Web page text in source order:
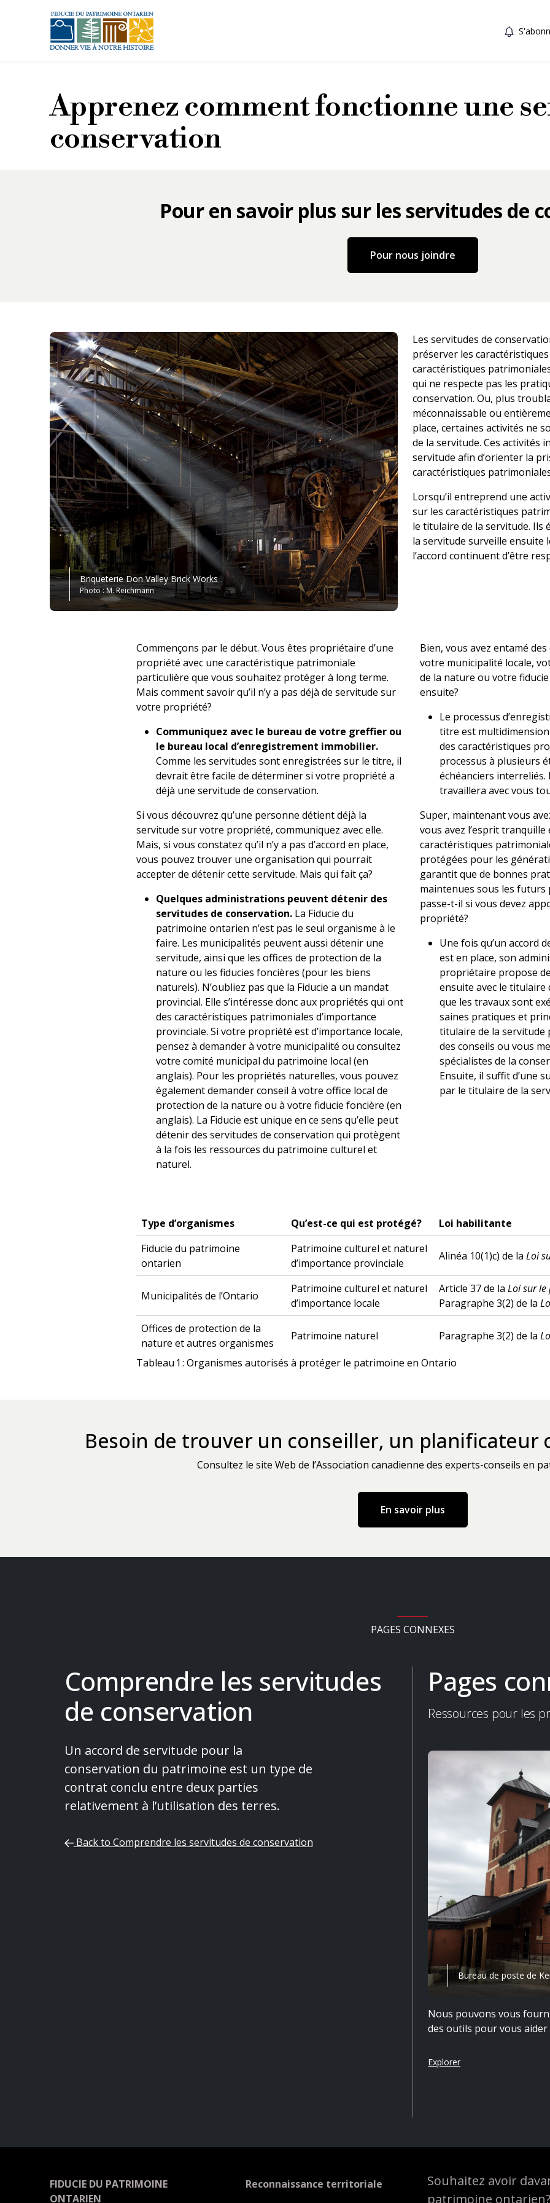
Apprenez comment fonctionne une
conservation
Pour en savoir plus sur les servitudes de
Pour en savoir
Pour nous joindre
Briqueterie Don Valley Brick Works
Photo : M. Reichmann
Les servitudes de
préserver les
caractéristiques
qui ne respecte pas les
conservation. Ou, plus
méconnaissable ou
place, certaines activités ne
de la servitude. Ces activités
servitude afin d’orienter la
caractéristiques
Lorsqu’il entreprend une
sur les caractéristiques
le titulaire de la servitude. Ils
la servitude surveille ensuite
l’accord continuent d’être
Commençons par le début. Vous êtes propriétaire d’une
propriété avec une caractéristique patrimoniale
particulière que vous souhaitez protéger à long terme.
Mais comment savoir qu’il n’y a pas déjà de servitude sur
votre propriété?
Communiquez avec le bureau de votre greffier ou
le bureau local d’enregistrement immobilier.
Comme les servitudes sont enregistrées sur le titre, il
devrait être facile de déterminer si votre propriété a
déjà une servitude de conservation.
Si vous découvrez qu’une personne détient déjà la
servitude sur votre propriété, communiquez avec elle.
Mais, si vous constatez qu’il n’y a pas d’accord en place,
vous pouvez trouver une organisation qui pourrait
accepter de détenir cette servitude. Mais qui fait ça?
Quelques administrations peuvent détenir des
servitudes de conservation. La Fiducie du
patrimoine ontarien n’est pas le seul organisme à le
faire. Les municipalités peuvent aussi détenir une
servitude, ainsi que les offices de protection de la
nature ou les fiducies foncières (pour les biens
naturels). N’oubliez pas que la Fiducie a un mandat
provincial. Elle s’intéresse donc aux propriétés qui ont
des caractéristiques patrimoniales d’importance
provinciale. Si votre propriété est d’importance locale,
pensez à demander à votre municipalité ou consultez
votre comité municipal du patrimoine local (en
anglais). Pour les propriétés naturelles, vous pouvez
également demander conseil à votre office local de
protection de la nature ou à votre fiducie foncière (en
anglais). La Fiducie est unique en ce sens qu’elle peut
détenir des servitudes de conservation qui protègent
à la fois les ressources du patrimoine culturel et
naturel.
Bien, vous avez entamé
votre municipalité locale,
de la nature ou votre
ensuite?
Le processus
titre est
des caractéristiques
processus à plusieurs
échéanciers
travaillera avec vous
Super, maintenant vous
vous avez l’esprit tranquille
caractéristiques
protégées pour les
garantit que de bonnes
maintenues sous les futurs
passe-t-il si vous devez
propriété?
Une fois qu’un accord
est en place, son
propriétaire propose
ensuite avec le titulaire
que les travaux sont
saines pratiques et
titulaire de la
des conseils ou vous
spécialistes de la
Ensuite, il suffit d’une
par le titulaire de la
Type d’organismes Qu’est-ce qui est protégé?
Loi habilitante
Fiducie du patrimoine
ontarien
Patrimoine culturel et naturel
d’importance provinciale
Alinéa 10(1)c) de la Loi
Municipalités de l’Ontario
Patrimoine culturel et naturel
d’importance locale
Article 37 de la Loi sur le
Paragraphe 3(2) de la
Offices de protection de la
nature et autres organismes
Patrimoine naturel Paragraphe 3(2) de la
Tableau 1 : Organismes autorisés à protéger le patrimoine en Ontario
Besoin de trouver un conseiller, un planificateur
Consultez le site Web de l’Association canadienne des experts-conseils en
Besoin de
En savoir plus
PAGES CONNEXES
Comprendre les servitudes
de conservation
Un accord de servitude pour la
conservation du patrimoine est un type de
contrat conclu entre deux parties
relativement à l’utilisation des terres.
Back to Comprendre les servitudes de conservation
Pages
Ressources pour les
Bureau de poste de
Nous pouvons vous
des outils pour vous
Explorer
FIDUCIE DU PATRIMOINE
ONTARIEN
Reconnaissance territoriale
Souhaitez avoir
patrimoine